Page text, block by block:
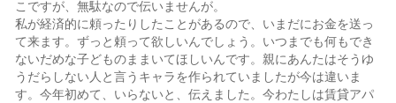
こですが、無駄なので伝いませんが。
私が経済的に頼ったりしたことがあるので、いまだにお金を送っ
て来ます。ずっと頼って欲しいんでしょう。いつまでも何もでき
ないだめな子どものままいてほしいんです。親にあんたはそうゆ
うだらしない人と言うキャラを作られていましたが今は違いま
す。今年初めて、いらないと、伝えました。今わたしは賃貸アパ